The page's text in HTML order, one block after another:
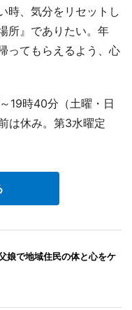
時、気分をリセットし
所』でありたい。年
ってもらえるよう、心
19時40分（土曜・日
は休み。第3水曜定
娘で地域住民の体と心をケ